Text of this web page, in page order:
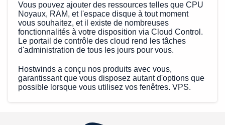
Vous pouvez ajouter des ressources telles que CPU
Noyaux, RAM, et l'espace disque à tout moment
vous souhaitez, et il existe de nombreuses
fonctionnalités à votre disposition via Cloud Control.
Le portail de contrôle des cloud rend les tâches
d'administration de tous les jours pour vous.
Hostwinds a conçu nos produits avec vous,
garantissant que vous disposez autant d'options que
possible lorsque vous utilisez vos fenêtres. VPS.